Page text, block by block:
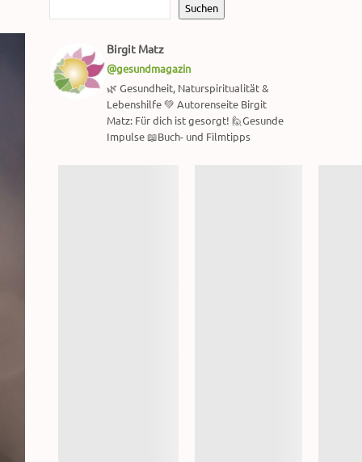
Suchen
Birgit Matz
@gesundmagazin
🌿 Gesundheit, Naturspiritualität &
Lebenshilfe 💚 Autorenseite Birgit
Matz: Für dich ist gesorgt! 🙋Gesunde
Impulse 📖Buch- und Filmtipps